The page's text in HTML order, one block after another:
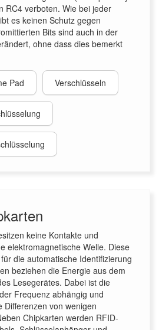
RC4 verboten. Wie bei jeder
es keinen Schutz gegen
Bits sind auch in der
ohne dass dies bemerkt
Pad Verschlüsseln
keine Kontakte und
elektromagnetische Welle. Diese
die automatische Identifizierung
beziehen die Energie aus dem
Lesegerätes. Dabei ist die
Frequenz abhängig und
Differenzen von wenigen
Chipkarten werden RFID-